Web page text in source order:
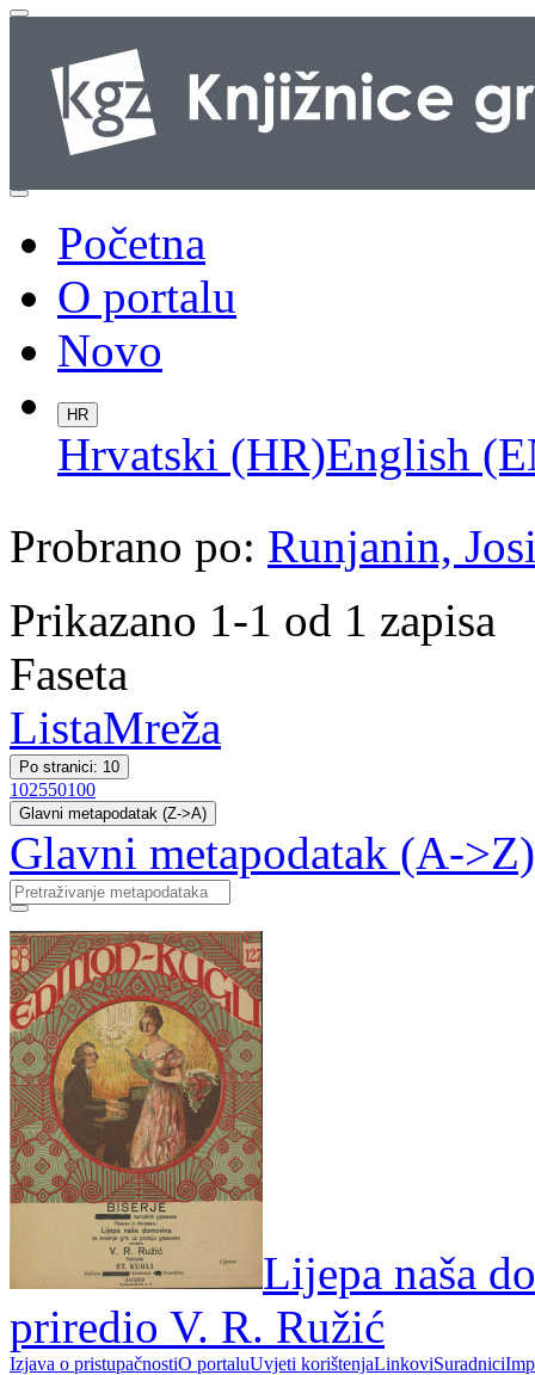
Početna
O portalu
Novo
HR
Hrvatski (HR)English
Probrano po: Runjanin,
Prikazano 1-1 od 1 zapisa
Faseta
ListaMreža
Po stranici: 10
102550100
Glavni metapodatak (Z->A)
Glavni metapodatak (A->Z)
Lijepa naša
priredio V. R. Ružić
Izjava o pristupačnostiO portaluUvjeti korištenjaLinkoviSuradnici